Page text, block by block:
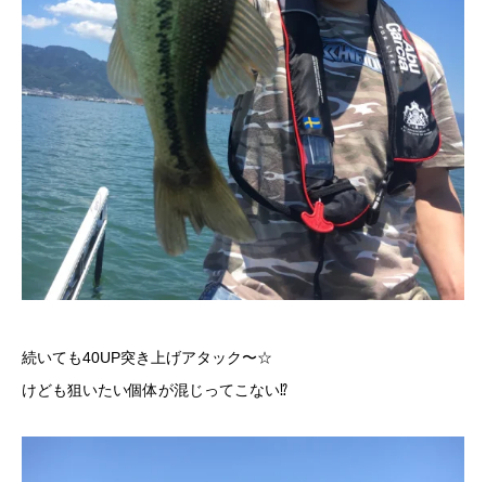
続いても40UP突き上げアタック〜☆
けども狙いたい個体が混じってこない⁉︎